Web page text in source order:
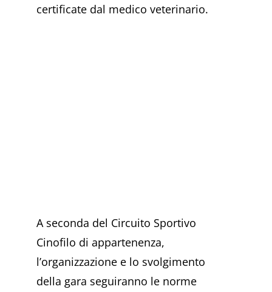
certificate dal medico veterinario.
A seconda del Circuito Sportivo
Cinofilo di appartenenza,
l’organizzazione e lo svolgimento
della gara seguiranno le norme